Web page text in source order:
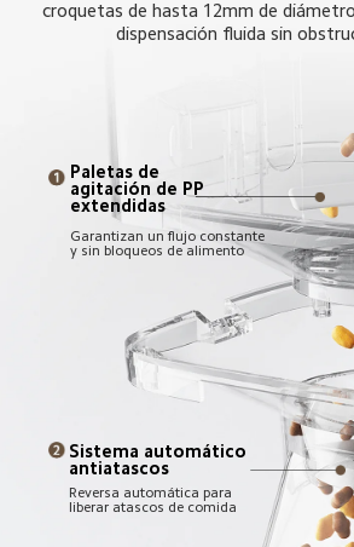
croquetas de hasta 12mm de
dispensación fluida sin
Paletas de
agitación de PP
extendidas
Garantizan un flujo constante
y sin bloqueos de alimento
Sistema automático
antiatascos
Reversa automática para
liberar atascos de comida